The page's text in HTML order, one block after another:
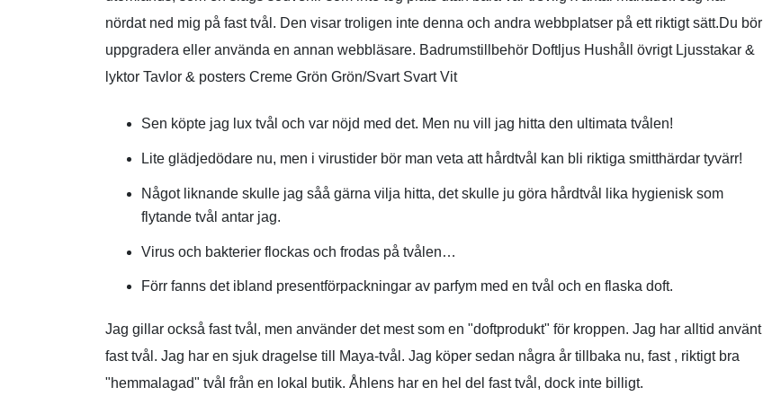
nördat ned mig på fast tvål. Den visar troligen inte denna och andra webbplatser på ett riktigt sätt.Du bör
uppgradera eller använda en annan webbläsare. Badrumstillbehör Doftljus Hushåll övrigt Ljusstakar &
lyktor Tavlor & posters Creme Grön Grön/Svart Svart Vit
Sen köpte jag lux tvål och var nöjd med det. Men nu vill jag hitta den ultimata tvålen!
Lite glädjedödare nu, men i virustider bör man veta att hårdtvål kan bli riktiga smitthärdar tyvärr!
Något liknande skulle jag såå gärna vilja hitta, det skulle ju göra hårdtvål lika hygienisk som
flytande tvål antar jag.
Virus och bakterier flockas och frodas på tvålen…
Förr fanns det ibland presentförpackningar av parfym med en tvål och en flaska doft.
Jag gillar också fast tvål, men använder det mest som en "doftprodukt" för kroppen. Jag har alltid använt
fast tvål. Jag har en sjuk dragelse till Maya-tvål. Jag köper sedan några år tillbaka nu, fast , riktigt bra
"hemmalagad" tvål från en lokal butik. Åhlens har en hel del fast tvål, dock inte billigt.